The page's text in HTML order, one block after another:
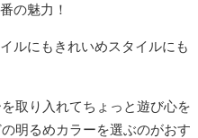
の魅力！
ルにもきれいめスタイルにも
取り入れてちょっと遊び心を
明るめカラーを選ぶのがおす